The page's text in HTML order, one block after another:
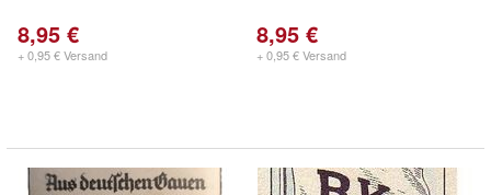
8,95 €
+ 0,95 € Versand
8,95 €
+ 0,95 € Versand